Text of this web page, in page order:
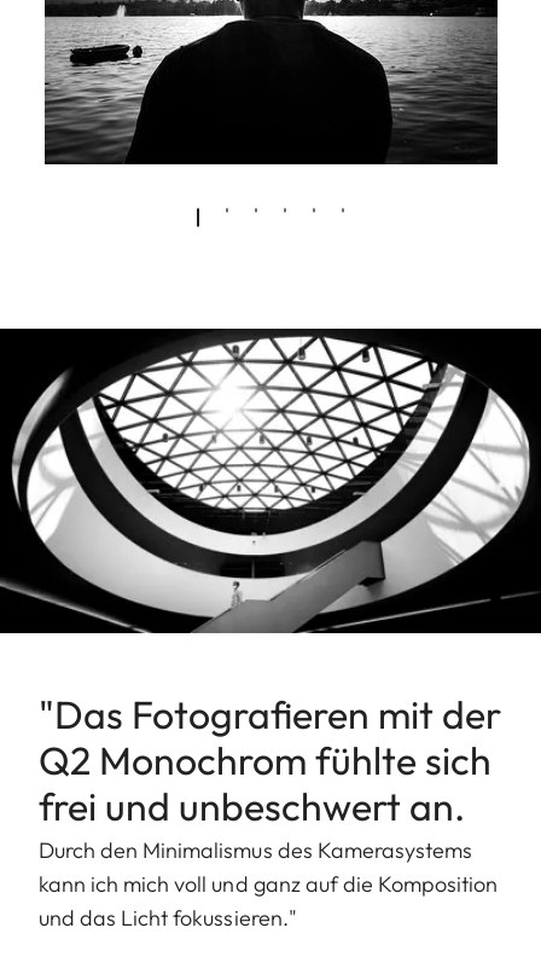
"Das Fotografieren mit der
Q2 Monochrom fühlte sich
frei und unbeschwert an.
Durch den Minimalismus des Kamerasystems
kann ich mich voll und ganz auf die Komposition
und das Licht fokussieren."